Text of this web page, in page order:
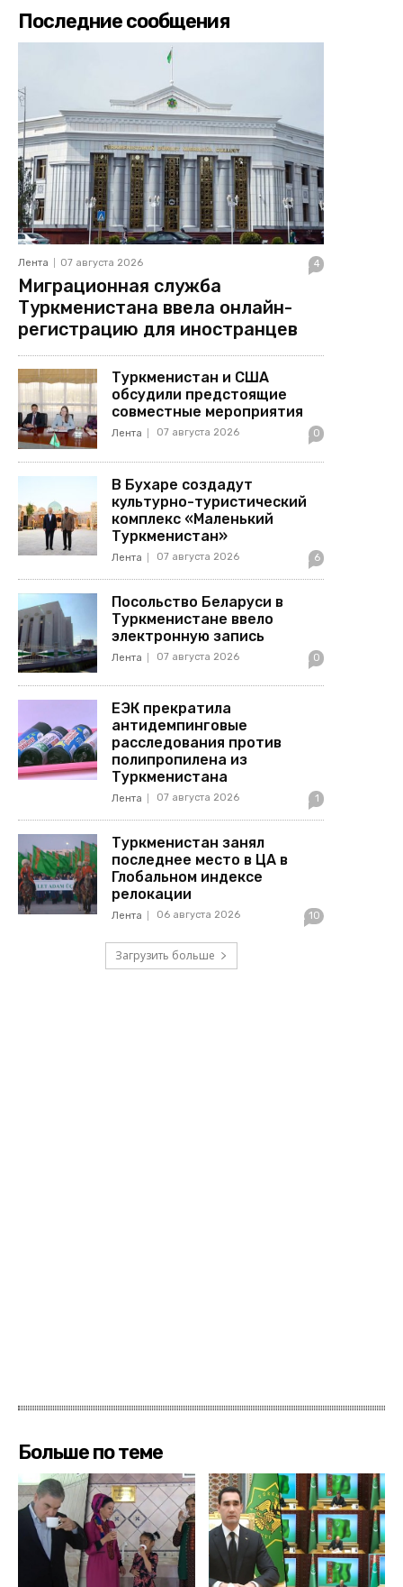
Последние сообщения
Лента 07 августа 2026 4
Миграционная служба
Туркменистана ввела онлайн-
регистрацию для иностранцев
Туркменистан и США
обсудили предстоящие
совместные мероприятия
Лента 07 августа 2026 0
В Бухаре создадут
культурно-туристический
комплекс «Маленький
Туркменистан»
Лента 07 августа 2026 6
Посольство Беларуси в
Туркменистане ввело
электронную запись
Лента 07 августа 2026 0
ЕЭК прекратила
антидемпинговые
расследования против
полипропилена из
Туркменистана
Лента 07 августа 2026 1
Туркменистан занял
последнее место в ЦА в
Глобальном индексе
релокации
Лента 06 августа 2026 10
Загрузить больше
Больше по теме